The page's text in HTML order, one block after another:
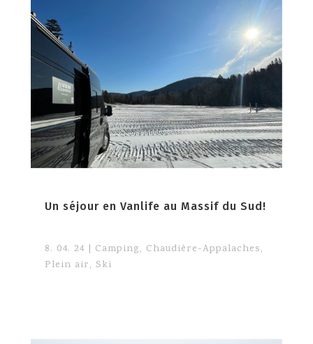
Un séjour en Vanlife au Massif du Sud!
8. 04. 24 | Camping, Chaudière-Appalaches,
Plein air, Ski